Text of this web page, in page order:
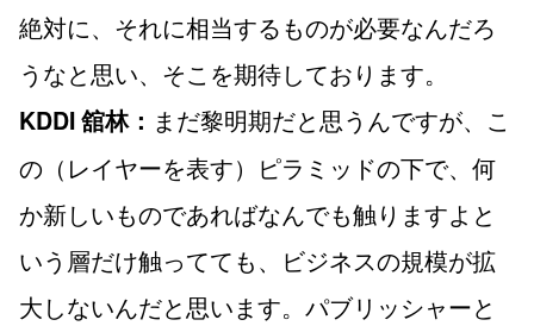
絶対に、それに相当するものが必要なんだろ
うなと思い、そこを期待しております。
KDDI 舘林： まだ黎明期だと思うんですが、こ
の（レイヤーを表す）ピラミッドの下で、何
か新しいものであればなんでも触りますよと
いう層だけ触ってても、ビジネスの規模が拡
大しないんだと思います。パブリッシャーと